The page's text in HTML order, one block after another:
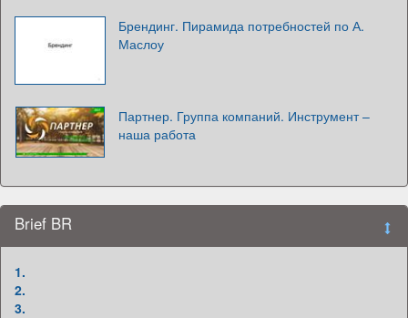
Брендинг. Пирамида потребностей по А.
Маслоу
Партнер. Группа компаний. Инструмент –
наша работа
Brief BR
1.
2.
3.